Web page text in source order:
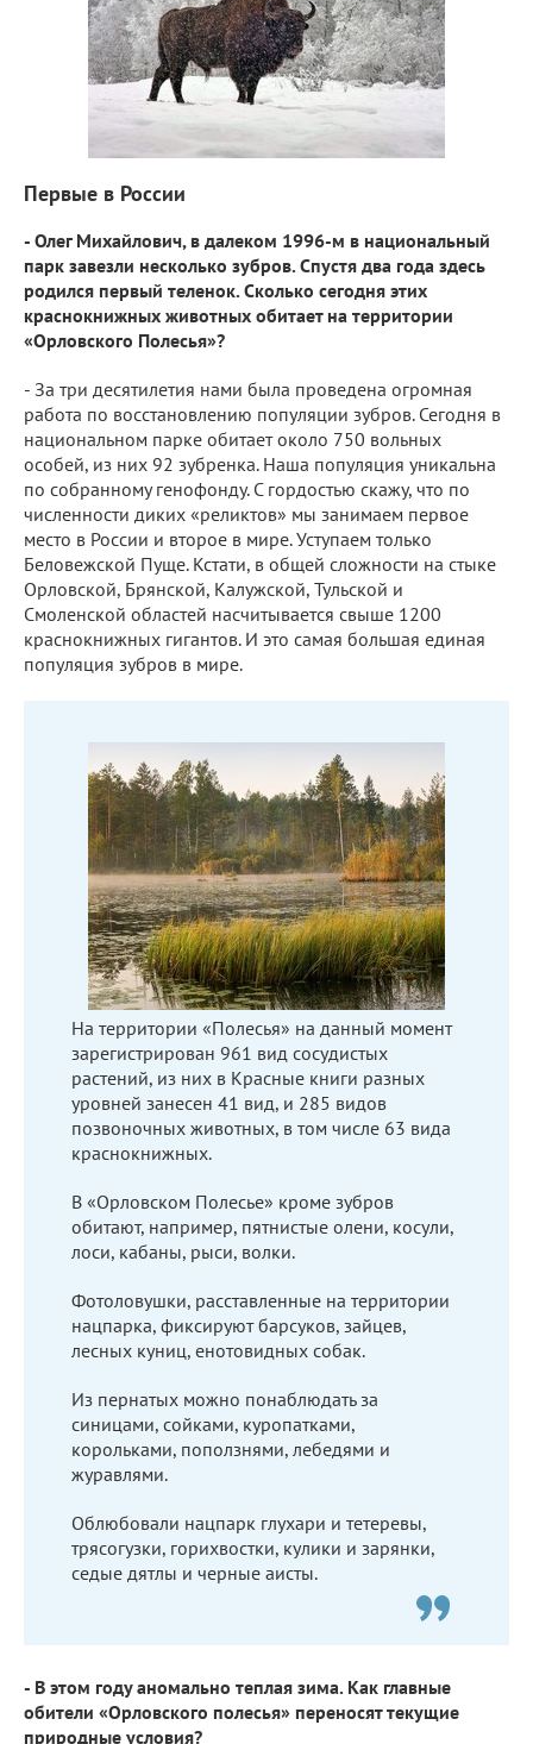
Первые в России
- Олег Михайлович, в далеком 1996-м в национальный
парк завезли несколько зубров. Спустя два года здесь
родился первый теленок. Сколько сегодня этих
краснокнижных животных обитает на территории
«Орловского Полесья»?
- За три десятилетия нами была проведена огромная
работа по восстановлению популяции зубров. Сегодня в
национальном парке обитает около 750 вольных
особей, из них 92 зубренка. Наша популяция уникальна
по собранному генофонду. С гордостью скажу, что по
численности диких «реликтов» мы занимаем первое
место в России и второе в мире. Уступаем только
Беловежской Пуще. Кстати, в общей сложности на стыке
Орловской, Брянской, Калужской, Тульской и
Смоленской областей насчитывается свыше 1200
краснокнижных гигантов. И это самая большая единая
популяция зубров в мире.
На территории «Полесья» на данный момент
зарегистрирован 961 вид сосудистых
растений, из них в Красные книги разных
уровней занесен 41 вид, и 285 видов
позвоночных животных, в том числе 63 вида
краснокнижных.
В «Орловском Полесье» кроме зубров
обитают, например, пятнистые олени, косули,
лоси, кабаны, рыси, волки.
Фотоловушки, расставленные на территории
нацпарка, фиксируют барсуков, зайцев,
лесных куниц, енотовидных собак.
Из пернатых можно понаблюдать за
синицами, сойками, куропатками,
корольками, поползнями, лебедями и
журавлями.
Облюбовали нацпарк глухари и тетеревы,
трясогузки, горихвостки, кулики и зарянки,
седые дятлы и черные аисты.
- В этом году аномально теплая зима. Как главные
обители «Орловского полесья» переносят текущие
природные условия?